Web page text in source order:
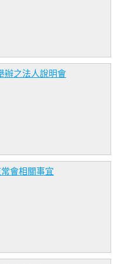
辦之法人說明會
會相關事宜